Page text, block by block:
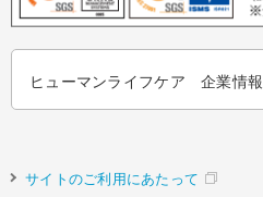
ヒューマンライフケア 企業情報
サイトのご利用にあたって